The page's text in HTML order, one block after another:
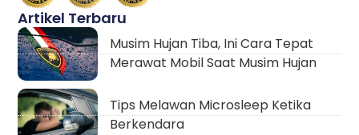
Artikel Terbaru
Musim Hujan Tiba, Ini Cara Tepat
Merawat Mobil Saat Musim Hujan
Tips Melawan Microsleep Ketika
Berkendara